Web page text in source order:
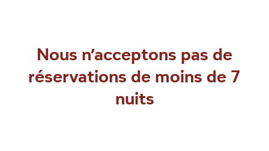
Nous n’acceptons pas de
réservations de moins de 7
nuits